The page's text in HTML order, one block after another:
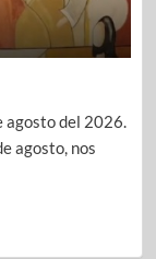
agosto del 2026.
agosto, nos